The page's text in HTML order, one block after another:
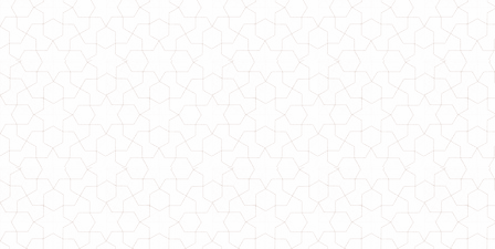
1510.00грн.
Модна в'язана шапка жіноча з помпоном